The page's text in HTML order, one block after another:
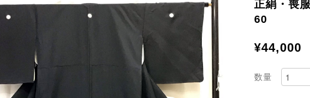
正絹・喪
60
¥44,000
数量